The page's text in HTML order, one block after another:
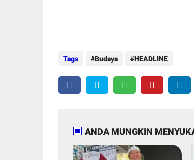
Tags Budaya HEADLINE
ANDA MUNGKIN